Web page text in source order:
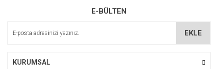
Ürün açıklamasında eksik bilgiler bulunuyor.
E-BÜLTEN
EKLE
KURUMSAL